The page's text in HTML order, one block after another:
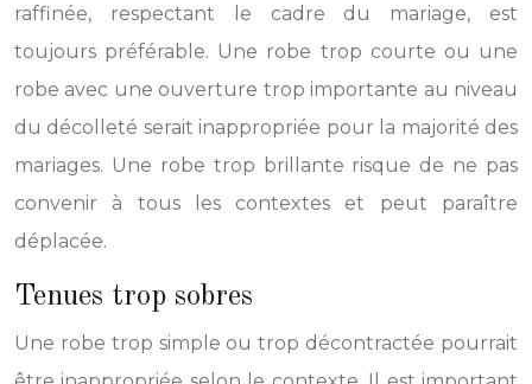
raffinée, respectant le cadre du mariage, est
toujours préférable. Une robe trop courte ou une
robe avec une ouverture trop importante au niveau
du décolleté serait inappropriée pour la majorité des
mariages. Une robe trop brillante risque de ne pas
convenir à tous les contextes et peut paraître
déplacée.
Tenues trop sobres
Une robe trop simple ou trop décontractée pourrait